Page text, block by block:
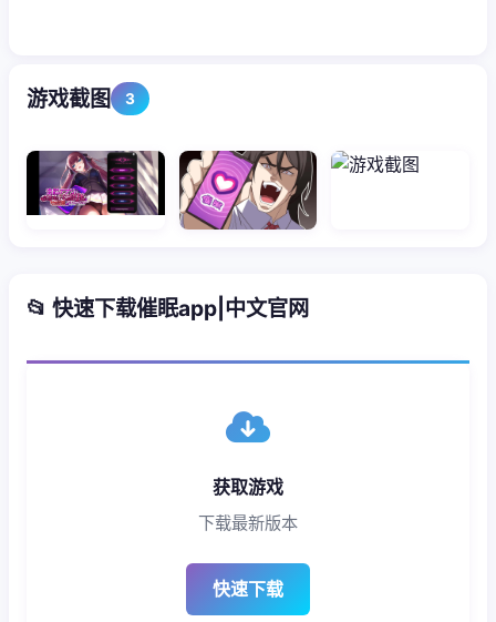
游戏截图 3
📂 快速下载催眠app|中文官网
获取游戏
下载最新版本
快速下载